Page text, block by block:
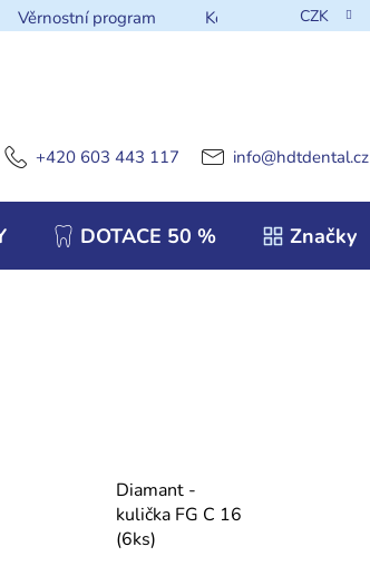
Věrnostní program Kontakt CZK
+420 603 443 117 info@hdtdental.cz
DOTACE 50 % Značky
Diamant -
kulička FG C 16
(6ks)